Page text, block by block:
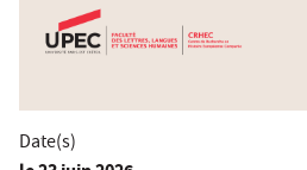
Date(s)